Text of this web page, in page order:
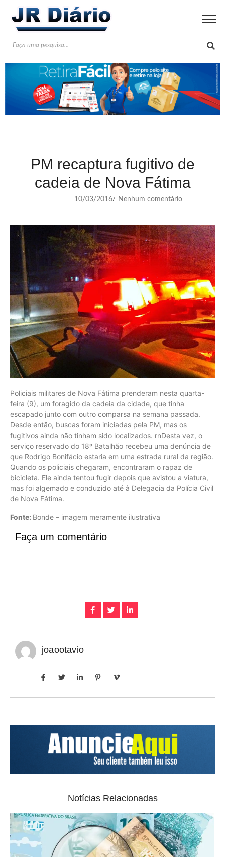
PM recaptura fugitivo de
cadeia de Nova Fátima
10/03/2016/ Nenhum comentário
Policiais militares de Nova Fátima prenderam nesta quarta-
feira (9), um foragido da cadeia da cidade, que tinha
escapado junto com outro comparsa na semana passada.
Desde então, buscas foram iniciadas pela PM, mas os
fugitivos ainda não tinham sido localizados. rnDesta vez, o
serviço reservado do 18º Batalhão recebeu uma denúncia de
que Rodrigo Bonifácio estaria em uma estrada rural da região.
Quando os policiais chegaram, encontraram o rapaz de
bicicleta. Ele ainda tentou fugir depois que avistou a viatura,
mas foi algemado e conduzido até à Delegacia da Polícia Civil
de Nova Fátima.
Fonte: Bonde – imagem meramente ilustrativa
Faça um comentário
joaootavio
Notícias Relacionadas